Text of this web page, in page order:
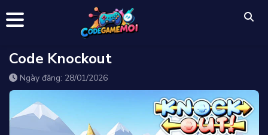
Code Knockout
Ngày đăng: 28/01/2026